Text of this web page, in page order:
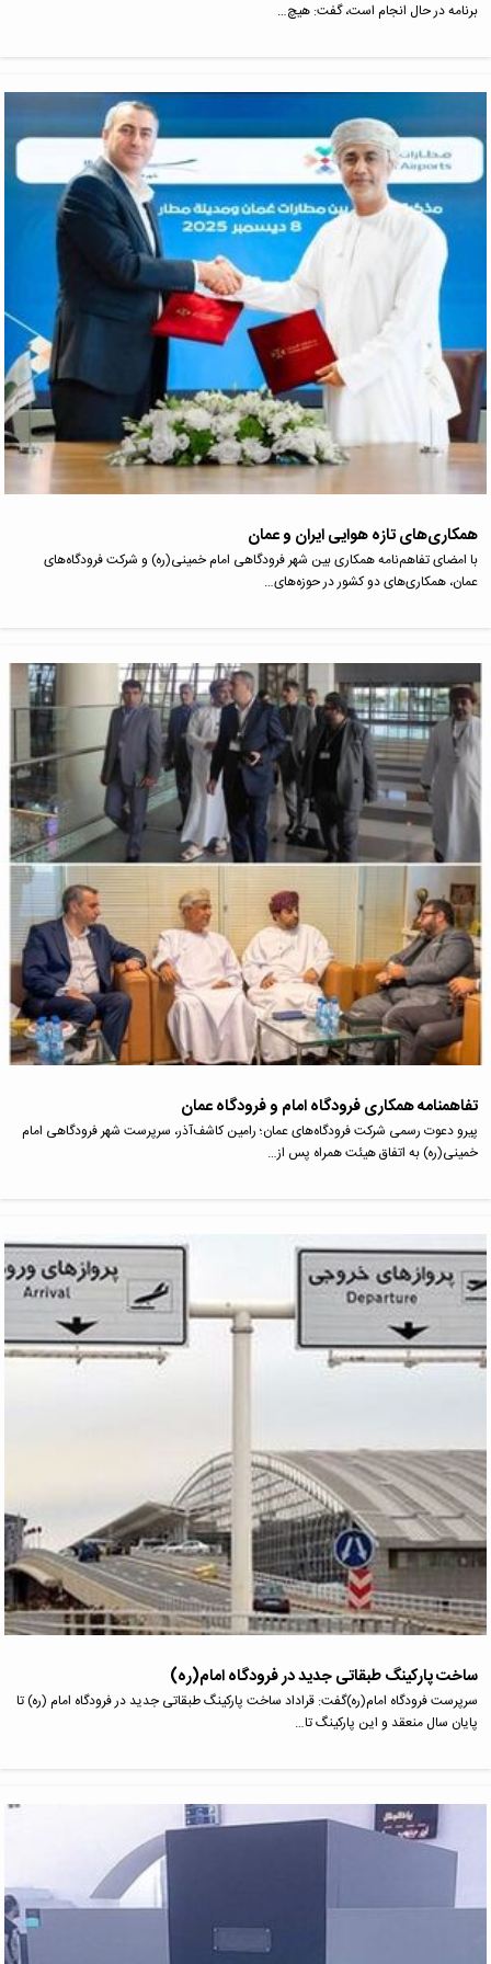
برنامه در حال انجام است، گفت: هیچ…
همکاری‌های تازه هوایی ایران و عمان
با امضای تفاهم‌نامه همکاری بین شهر فرودگاهی امام خمینی(ره) و شرکت فرودگاه‌های
عمان، همکاری‌های دو کشور در حوزه‌های…
تفاهمنامه همکاری فرودگاه امام و فرودگاه عمان
پیرو دعوت‌ رسمی شرکت فرودگاه‌های عمان؛ رامین کاشف‌آذر، سرپرست شهر فرودگاهی امام
خمینی(ره) به اتفاق هیئت همراه پس از…
ساخت پارکینگ طبقاتی جدید در فرودگاه امام(ره)
سرپرست فرودگاه امام(ره)گفت: قراداد ساخت پارکینگ طبقاتی جدید در فرودگاه امام (ره) تا
پایان سال منعقد و این پارکینگ تا…